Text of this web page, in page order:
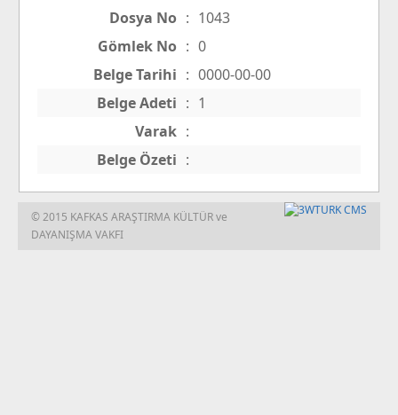
Dosya No : 1043
Gömlek No : 0
Belge Tarihi : 0000-00-00
Belge Adeti : 1
Varak :
Belge Özeti :
© 2015 KAFKAS ARAŞTIRMA KÜLTÜR ve
DAYANIŞMA VAKFI